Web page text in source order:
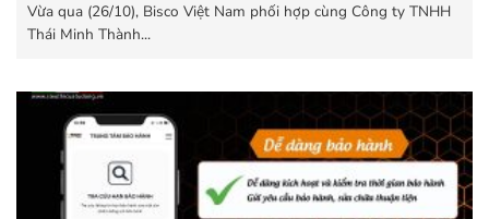
Vừa qua (26/10), Bisco Việt Nam phối hợp cùng Công ty TNHH
Thái Minh Thành...